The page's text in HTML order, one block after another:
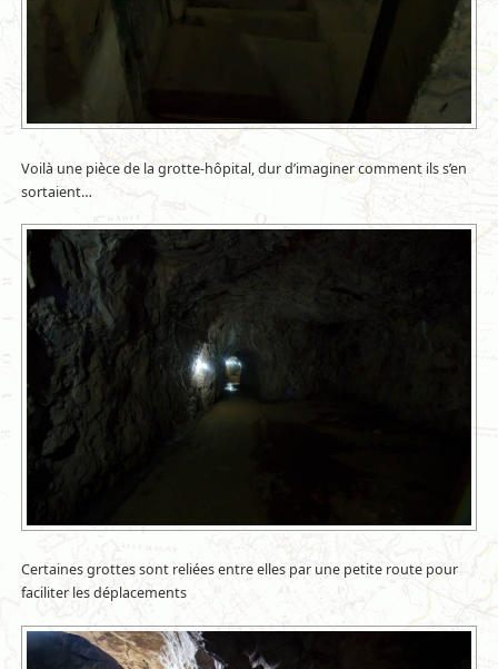
Voilà une pièce de la grotte-hôpital, dur d’imaginer comment ils s’en
sortaient…
Certaines grottes sont reliées entre elles par une petite route pour
faciliter les déplacements